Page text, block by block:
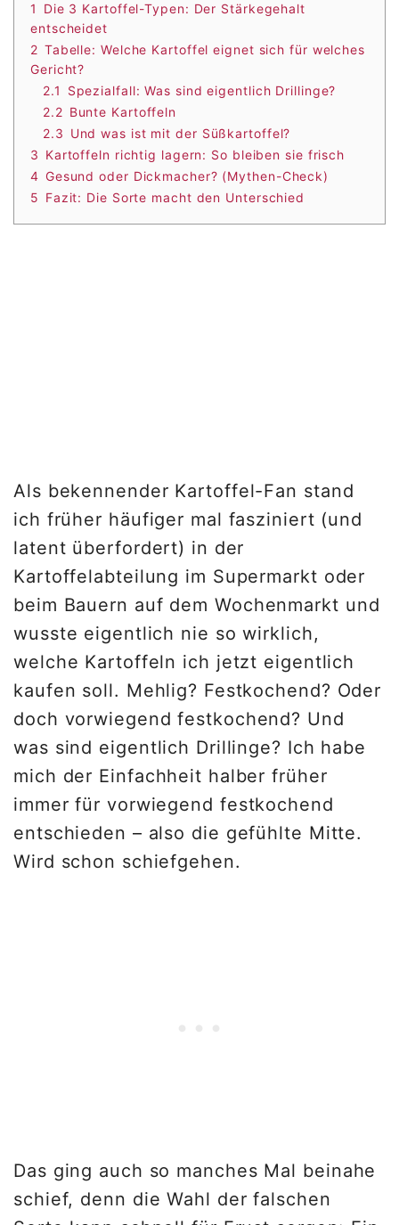
1
Die 3 Kartoffel-Typen: Der Stärkegehalt
entscheidet
2 Tabelle: Welche Kartoffel eignet sich für welches
Gericht?
2.1
Spezialfall: Was sind eigentlich Drillinge?
2.2 Bunte Kartoffeln
2.3 Und was ist mit der Süßkartoffel?
3 Kartoffeln richtig lagern: So bleiben sie frisch
4 Gesund oder Dickmacher? (Mythen-Check)
5 Fazit: Die Sorte macht den Unterschied
Als bekennender Kartoffel-Fan stand
ich früher häufiger mal fasziniert (und
latent überfordert) in der
Kartoffelabteilung im Supermarkt oder
beim Bauern auf dem Wochenmarkt und
wusste eigentlich nie so wirklich,
welche Kartoffeln ich jetzt eigentlich
kaufen soll. Mehlig? Festkochend? Oder
doch vorwiegend festkochend? Und
was sind eigentlich Drillinge? Ich habe
mich der Einfachheit halber früher
immer für vorwiegend festkochend
entschieden – also die gefühlte Mitte.
Wird schon schiefgehen.
Das ging auch so manches Mal beinahe
schief, denn die Wahl der falschen